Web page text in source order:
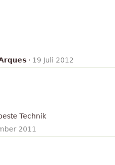
· 19 Juli 2012
Technik
2011